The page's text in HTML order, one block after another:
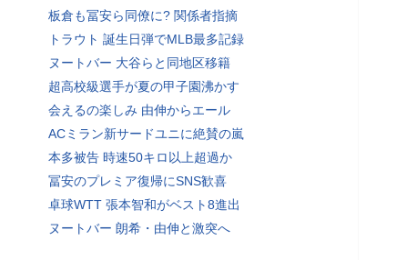
板倉も冨安ら同僚に? 関係者指摘
トラウト 誕生日弾でMLB最多記録
ヌートバー 大谷らと同地区移籍
超高校級選手が夏の甲子園沸かす
会えるの楽しみ 由伸からエール
ACミラン新サードユニに絶賛の嵐
本多被告 時速50キロ以上超過か
冨安のプレミア復帰にSNS歓喜
卓球WTT 張本智和がベスト8進出
ヌートバー 朗希・由伸と激突へ